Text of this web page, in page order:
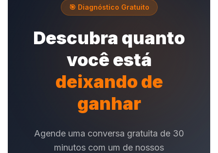
🎯 Diagnóstico Gratuito
Descubra quanto
você está
deixando de
ganhar
Agende uma conversa gratuita de 30
minutos com um de nossos